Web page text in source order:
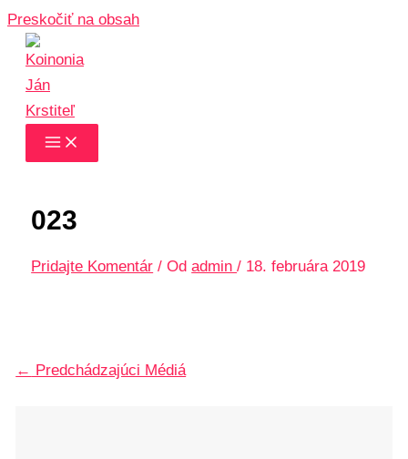
Preskočiť na obsah
023
Pridajte Komentár / Od admin/ 18. februára 2019
← Predchádzajúci Médiá